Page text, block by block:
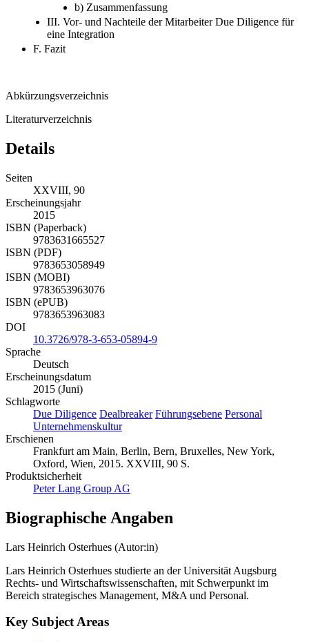
b) Zusammenfassung
III. Vor- und Nachteile der Mitarbeiter Due Diligence für
eine Integration
F. Fazit
Abkürzungsverzeichnis
Literaturverzeichnis
Details
Seiten
XXVIII, 90
Erscheinungsjahr
2015
ISBN (Paperback)
9783631665527
ISBN (PDF)
9783653058949
ISBN (MOBI)
9783653963076
ISBN (ePUB)
9783653963083
DOI
10.3726/978-3-653-05894-9
Sprache
Deutsch
Erscheinungsdatum
2015 (Juni)
Schlagworte
Due Diligence Dealbreaker Führungsebene Personal
Unternehmenskultur
Erschienen
Frankfurt am Main, Berlin, Bern, Bruxelles, New York,
Oxford, Wien, 2015. XXVIII, 90 S.
Produktsicherheit
Peter Lang Group AG
Biographische Angaben
Lars Heinrich Osterhues (Autor:in)
Lars Heinrich Osterhues studierte an der Universität Augsburg
Rechts- und Wirtschaftswissenschaften, mit Schwerpunkt im
Bereich strategisches Management, M&A und Personal.
Key Subject Areas